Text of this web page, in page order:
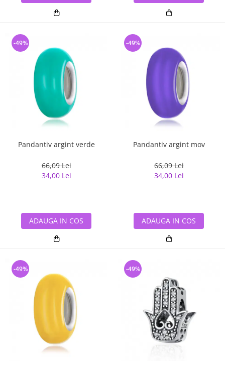
Pandantiv argint verde
66,09 Lei
34,00 Lei
-49%
ADAUGA IN COS
Pandantiv argint mov
66,09 Lei
34,00 Lei
-49%
ADAUGA IN COS
-49% -49%